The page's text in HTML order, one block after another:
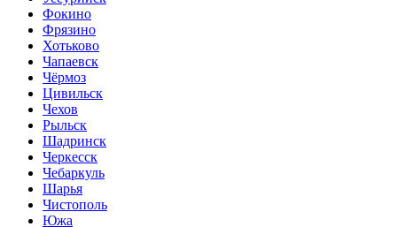
Фокино
Фрязино
Хотьково
Чапаевск
Чёрмоз
Цивильск
Чехов
Рыльск
Шадринск
Черкесск
Чебаркуль
Шарья
Чистополь
Южа